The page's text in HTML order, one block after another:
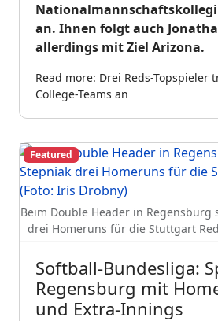
an. Ihnen folgt auch
allerdings mit Ziel Arizona.
Read more: Drei Reds-Topspieler
College-Teams an
Beim Double Header in Regensburg
drei Homeruns für die Stuttgart
Featured
Softball-Bundesliga:
Regensburg mit
und Extra-Innings